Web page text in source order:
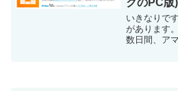
クのPC版
いきなりで
があります
数日間、ア